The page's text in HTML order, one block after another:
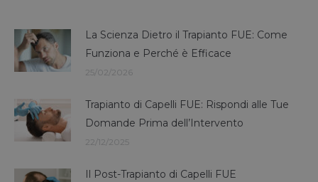
La Scienza Dietro il Trapianto FUE: Come
Funziona e Perché è Efficace
25/02/2026
Trapianto di Capelli FUE: Rispondi alle Tue
Domande Prima dell’Intervento
22/12/2025
Il Post-Trapianto di Capelli FUE